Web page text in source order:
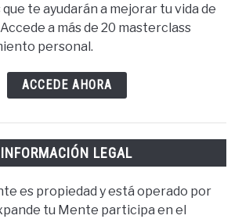
te ayudarán a mejorar tu vida de
a más de 20 masterclass
personal.
ACCEDE AHORA
INFORMACIÓN LEGAL
es propiedad y está operado por
tu Mente participa en el